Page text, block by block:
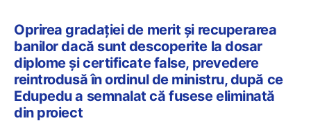
Oprirea gradației de merit și recuperarea
banilor dacă sunt descoperite la dosar
diplome și certificate false, prevedere
reintrodusă în ordinul de ministru, după ce
Edupedu a semnalat că fusese eliminată
din proiect